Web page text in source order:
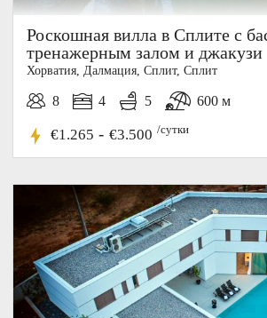
Роскошная вилла в Сплите с
тренажерным залом и джакузи
Хорватия, Далмация, Cплит, Сплит
8 4 5 600 м
€1.265 - €3.500 /сутки